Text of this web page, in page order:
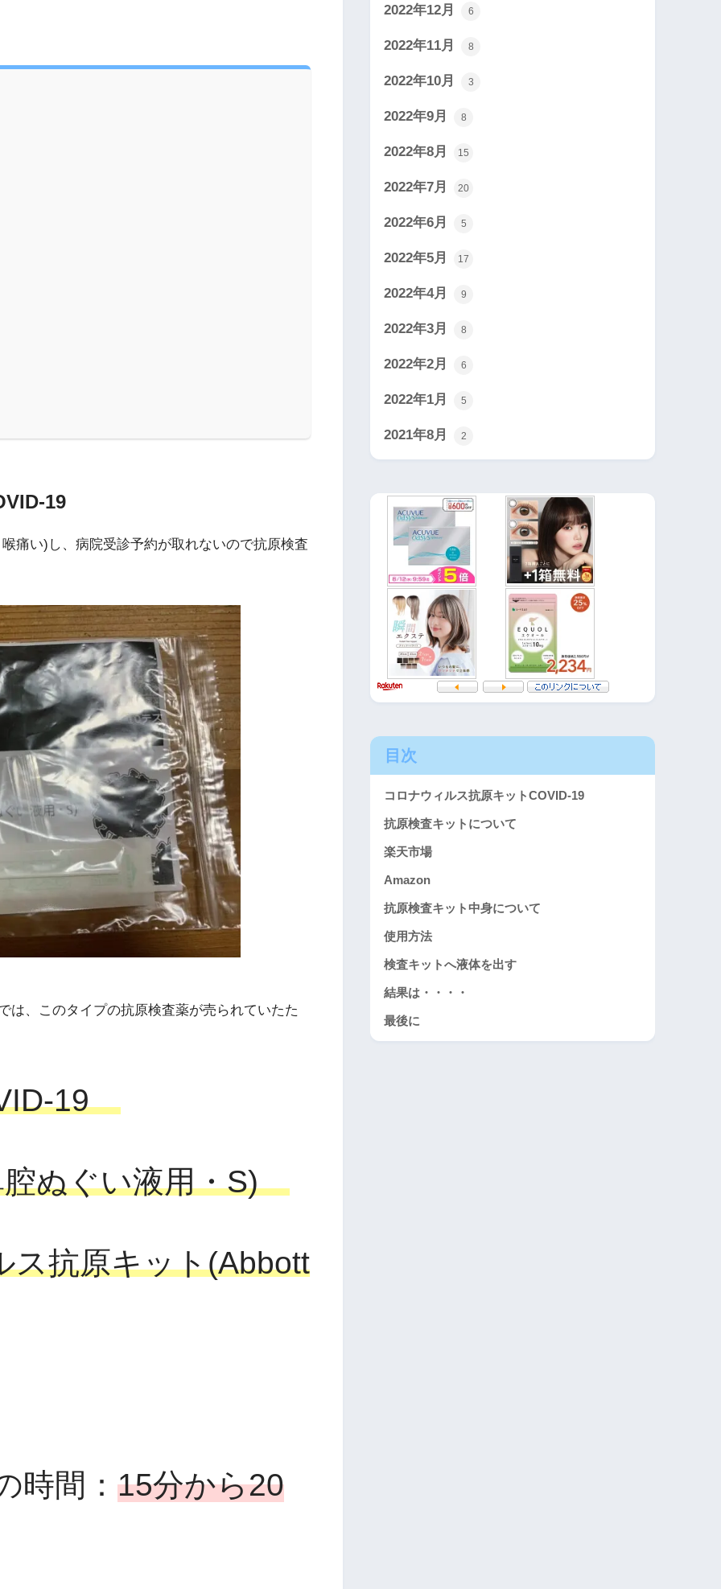
19
痛い)し、病院受診予約が取れないので抗原検査
は、このタイプの抗原検査薬が売られていたた
19
腔ぬぐい液用・S)
ス抗原キット(Abbott
時間： 15分から20
2022年12月 6
2022年11月 8
2022年10月 3
2022年9月 8
2022年8月 15
2022年7月 20
2022年6月 5
2022年5月 17
2022年4月 9
2022年3月 8
2022年2月 6
2022年1月 5
2021年8月 2
目次
コロナウィルス抗原キットCOVID-19
抗原検査キットについて
楽天市場
Amazon
抗原検査キット中身について
使用方法
検査キットへ液体を出す
結果は・・・・
最後に